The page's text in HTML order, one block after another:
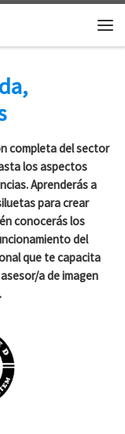
completa del sector
los aspectos
Aprenderás a
para crear
conocerás los
del
que te capacita
a de imagen